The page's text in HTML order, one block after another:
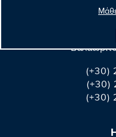
(+30)
(+30)
(+30)